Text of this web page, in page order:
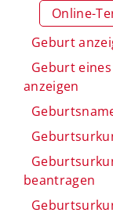
Online-
Geburt
Geburt
anzeigen
beantragen